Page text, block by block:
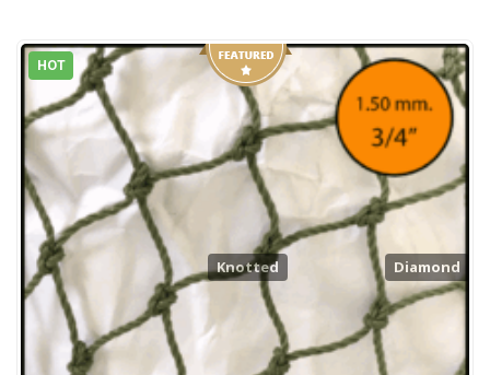
HOT
Diamond
Knotted